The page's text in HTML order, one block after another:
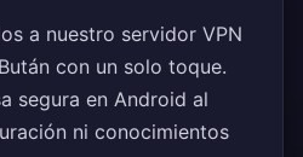
a nuestro servidor VPN
con un solo toque.
segura en Android al
ni conocimientos